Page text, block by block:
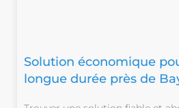
Solution économique
longue durée près de